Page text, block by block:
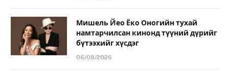
Мишель Йео Ёко Оногийн тухай
намтарчилсан кинонд түүний дүрийг
бүтээхийг хүсдэг
06/08/2026